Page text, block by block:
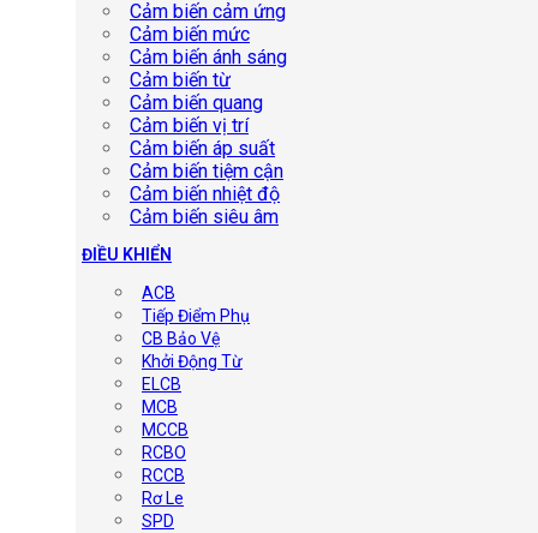
Cảm biến cảm ứng
Cảm biến mức
Cảm biến ánh sáng
Cảm biến từ
Cảm biến quang
Cảm biến vị trí
Cảm biến áp suất
Cảm biến tiệm cận
Cảm biến nhiệt độ
Cảm biến siêu âm
ĐIỀU KHIỂN
ACB
Tiếp Điểm Phụ
CB Bảo Vệ
Khởi Động Từ
ELCB
MCB
MCCB
RCBO
RCCB
Rơ Le
SPD